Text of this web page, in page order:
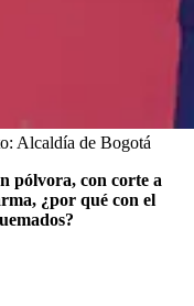
Alcaldía de Bogotá
pólvora, con corte a
¿por qué con el